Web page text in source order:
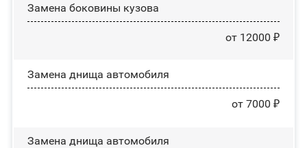
Замена боковины кузова
от 12000 ₽
Замена днища автомобиля
от 7000 ₽
Замена днища автомобиля